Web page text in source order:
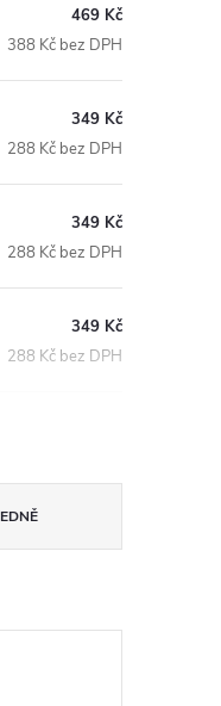
469 Kč
388 Kč bez DPH
349 Kč
288 Kč bez DPH
349 Kč
288 Kč bez DPH
349 Kč
288 Kč bez DPH